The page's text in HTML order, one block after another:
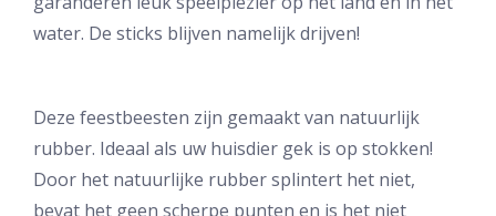
water. De sticks blijven namelijk drijven!
Deze feestbeesten zijn gemaakt van natuurlijk
rubber. Ideaal als uw huisdier gek is op stokken!
Door het natuurlijke rubber splintert het niet,
bevat het geen scherpe punten en is het niet